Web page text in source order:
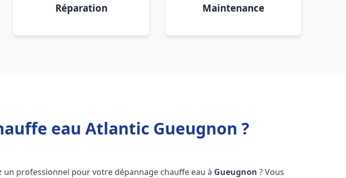
Réparation Maintenance
eau Atlantic Gueugnon ?
un professionnel pour votre dépannage chauffe eau à Gueugnon ? Vous